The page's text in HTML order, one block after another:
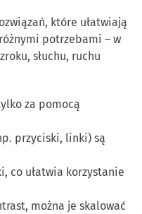
które ułatwiają
potrzebami – w
słuchu, ruchu
za pomocą
przyciski, linki) są
co ułatwia korzystanie
można je skalować